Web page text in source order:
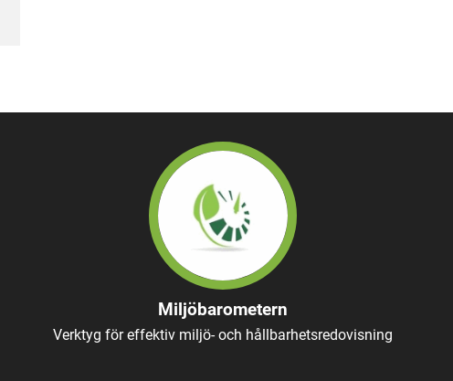
Miljöbarometern
Verktyg för effektiv miljö- och hållbarhetsredovisning